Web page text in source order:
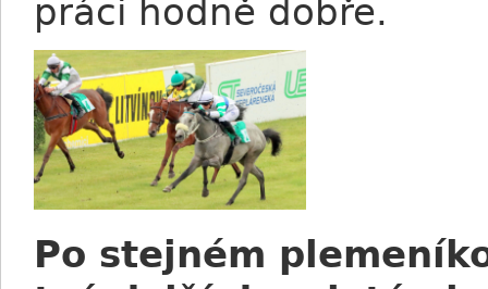
práci hodně dobře.
Po stejném